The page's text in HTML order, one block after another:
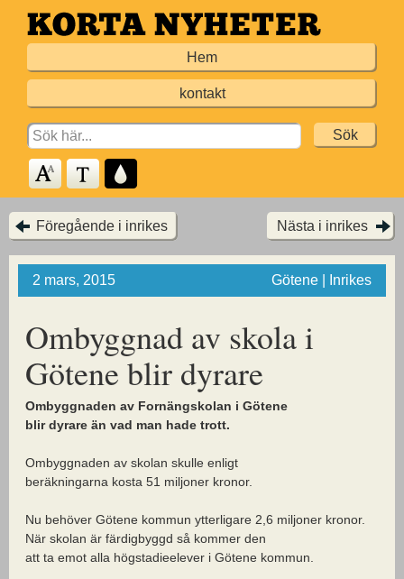
Hoppa
till
Hem
kontakt
Search
for:
Föregående i inrikes Nästa i inrikes
2 mars, 2015 Götene | Inrikes
Ombyggnad av skola i
Götene blir dyrare
Ombyggnaden av Fornängskolan i Götene
blir dyrare än vad man hade trott.
Ombyggnaden av skolan skulle enligt
beräkningarna kosta 51 miljoner kronor.
Nu behöver Götene kommun ytterligare 2,6 miljoner kronor.
När skolan är färdigbyggd så kommer den
att ta emot alla högstadieelever i Götene kommun.